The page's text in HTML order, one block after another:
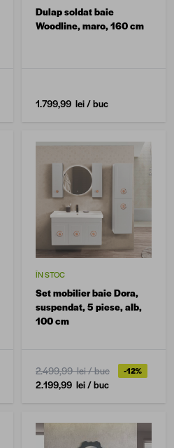
Dulap soldat baie
Woodline, maro, 160 cm
1.799,99 lei/ buc
ÎN STOC
Set mobilier baie Dora,
suspendat, 5 piese, alb,
100 cm
2.499,99 lei/ buc -12%
2.199,99 lei/ buc